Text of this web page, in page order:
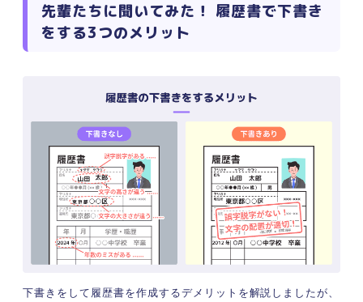
先輩たちに聞いてみた！ 履歴書で下書き
をする3つのメリット
下書きをして履歴書を作成するデメリットを解説しましたが、